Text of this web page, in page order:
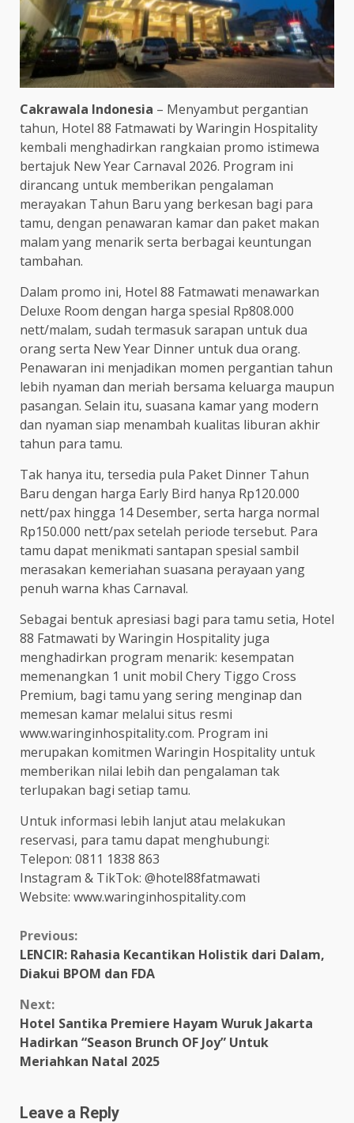
Cakrawala Indonesia – Menyambut pergantian
tahun, Hotel 88 Fatmawati by Waringin Hospitality
kembali menghadirkan rangkaian promo istimewa
bertajuk New Year Carnaval 2026. Program ini
dirancang untuk memberikan pengalaman
merayakan Tahun Baru yang berkesan bagi para
tamu, dengan penawaran kamar dan paket makan
malam yang menarik serta berbagai keuntungan
tambahan.
Dalam promo ini, Hotel 88 Fatmawati menawarkan
Deluxe Room dengan harga spesial Rp808.000
nett/malam, sudah termasuk sarapan untuk dua
orang serta New Year Dinner untuk dua orang.
Penawaran ini menjadikan momen pergantian tahun
lebih nyaman dan meriah bersama keluarga maupun
pasangan. Selain itu, suasana kamar yang modern
dan nyaman siap menambah kualitas liburan akhir
tahun para tamu.
Tak hanya itu, tersedia pula Paket Dinner Tahun
Baru dengan harga Early Bird hanya Rp120.000
nett/pax hingga 14 Desember, serta harga normal
Rp150.000 nett/pax setelah periode tersebut. Para
tamu dapat menikmati santapan spesial sambil
merasakan kemeriahan suasana perayaan yang
penuh warna khas Carnaval.
Sebagai bentuk apresiasi bagi para tamu setia, Hotel
88 Fatmawati by Waringin Hospitality juga
menghadirkan program menarik: kesempatan
memenangkan 1 unit mobil Chery Tiggo Cross
Premium, bagi tamu yang sering menginap dan
memesan kamar melalui situs resmi
www.waringinhospitality.com. Program ini
merupakan komitmen Waringin Hospitality untuk
memberikan nilai lebih dan pengalaman tak
terlupakan bagi setiap tamu.
Untuk informasi lebih lanjut atau melakukan
reservasi, para tamu dapat menghubungi:
Telepon: 0811 1838 863
Instagram & TikTok: @hotel88fatmawati
Website: www.waringinhospitality.com
Continue
Reading
Previous:
LENCIR: Rahasia Kecantikan Holistik dari Dalam,
Diakui BPOM dan FDA
Next:
Hotel Santika Premiere Hayam Wuruk Jakarta
Hadirkan “Season Brunch OF Joy” Untuk
Meriahkan Natal 2025
Leave a Reply